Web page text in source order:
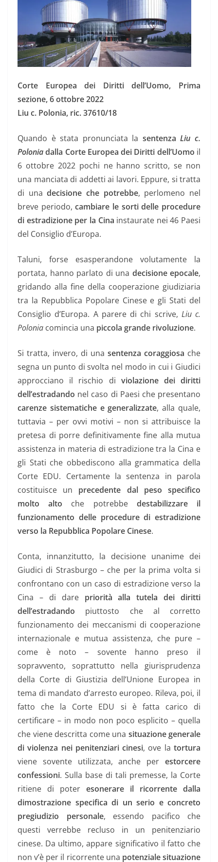
Corte Europea dei Diritti dell’Uomo, Prima
sezione, 6 ottobre 2022
Liu c. Polonia, ric. 37610/18
Quando è stata pronunciata la sentenzaLiu c.
Poloniadalla Corte Europea dei Diritti dell’Uomo il
6 ottobre 2022 pochi ne hanno scritto, se non
una manciata di addetti ai lavori. Eppure, si tratta
di unadecisione che potrebbe, perlomeno nel
breve periodo,cambiare le sorti delle procedure
di estradizione per la Cina instaurate nei 46 Paesi
del Consiglio d’Europa.
Taluni, forse esasperandone volutamente la
portata, hanno parlato di una decisione epocale,
gridando alla fine della cooperazione giudiziaria
tra la Repubblica Popolare Cinese e gli Stati del
Consiglio d’Europa. A parere di chi scrive, Liu c.
Polonia comincia una piccola grande rivoluzione.
Si tratta, invero, di una sentenza coraggiosa che
segna un punto di svolta nel modo in cui i Giudici
approcciano il rischio di violazione dei diritti
dell’estradando nel caso di Paesi che presentano
carenze sistematiche e generalizzate, alla quale,
tuttavia – per ovvi motivi – non si attribuisce la
pretesa di porre definitivamente fine alla mutua
assistenza in materia di estradizione tra la Cina e
gli Stati che obbediscono alla grammatica della
Corte EDU. Certamente la sentenza in parola
costituisce un precedente dal peso specifico
molto alto che potrebbe destabilizzare il
funzionamento delle procedure di estradizione
verso la Repubblica Popolare Cinese.
Conta, innanzitutto, la decisione unanime dei
Giudici di Strasburgo – che per la prima volta si
confrontano con un caso di estradizione verso la
Cina – di dare priorità alla tutela dei diritti
dell’estradando piuttosto che al corretto
funzionamento dei meccanismi di cooperazione
internazionale e mutua assistenza, che pure –
come è noto – sovente hanno preso il
sopravvento, soprattutto nella giurisprudenza
della Corte di Giustizia dell’Unione Europea in
tema di mandato d’arresto europeo. Rileva, poi, il
fatto che la Corte EDU si è fatta carico di
certificare – in modo non poco esplicito – quella
che viene descritta come una situazione generale
di violenza nei penitenziari cinesi, ove latortura
viene sovente utilizzata, anche per estorcere
confessioni. Sulla base di tali premesse, la Corte
ritiene di poter esonerare il ricorrente dalla
dimostrazione specifica di un serio e concreto
pregiudizio personale, essendo pacifico che
questi verrebbe recluso in un penitenziario
cinese. Da ultimo, appare significativo il fatto che
non v’è per il ricorrente una potenziale situazione